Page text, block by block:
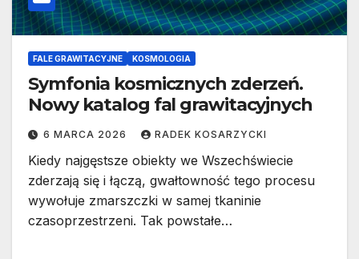
FALE GRAWITACYJNE KOSMOLOGIA
Symfonia kosmicznych zderzeń.
Nowy katalog fal grawitacyjnych
6 MARCA 2026 RADEK KOSARZYCKI
Kiedy najgęstsze obiekty we Wszechświecie
zderzają się i łączą, gwałtowność tego procesu
wywołuje zmarszczki w samej tkaninie
czasoprzestrzeni. Tak powstałe…